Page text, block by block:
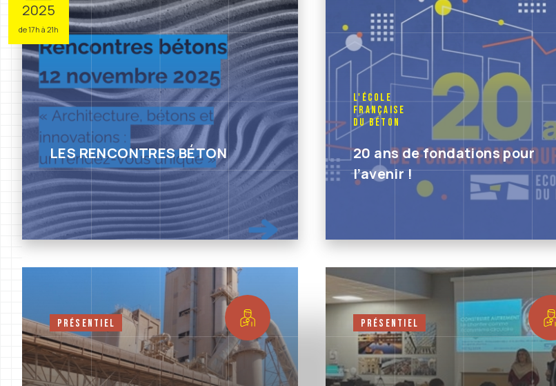
2025
de 17h à 21h
LES RENCONTRES BÉTON
L'École
Française
du Béton
20 ans de fondations pour
l’avenir !
Présentiel Présentiel